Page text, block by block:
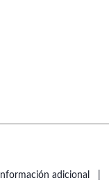
Información adicional